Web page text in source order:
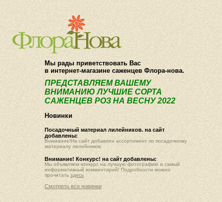
О компании Как купить
Мы рады приветствовать Вас
в интернет-магазине саженцев Флора-нова.
ПРЕДСТАВЛЯЕМ ВАШЕМУ
ВНИМАНИЮ ЛУЧШИЕ СОРТА
САЖЕНЦЕВ РОЗ НА ВЕСНУ 2022
Новинки
Посадочный материал лилейников. на сайт
добавлены:
Внимание!На сайт добавлен ассортимент по посадочному
материалу лилейников.
Внимание! Конкурс! на сайт добавлены:
Мы объявляем конкурс на лучшую фотографию и самый
информативный комментарий! Подробности можно
прочитать здесь
Смотреть все новинки